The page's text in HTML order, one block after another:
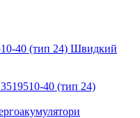
Швидкий